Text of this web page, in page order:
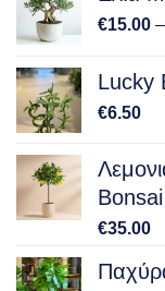
€15.00 –
Lucky
€6.50
Bonsai
€35.00